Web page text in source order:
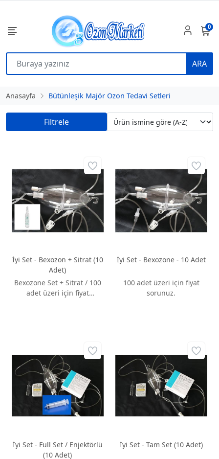
ARA
0
Anasayfa Bütünleşik Majör Ozon Tedavi Setleri
Filtrele
İyi Set - Bexozon + Sitrat (10
Adet)
Bexozone Set + Sitrat / 100
adet üzeri için fiyat
İyi Set - Bexozone - 10 Adet
100 adet üzeri için fiyat
sorunuz.
İyi Set - Full Set / Enjektörlü
(10 Adet)
İyi Set - Tam Set (10 Adet)